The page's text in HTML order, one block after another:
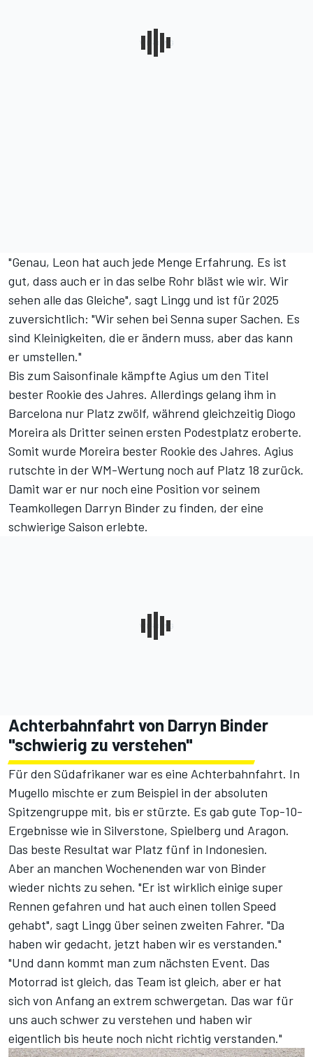
"Genau, Leon hat auch jede Menge Erfahrung. Es ist
gut, dass auch er in das selbe Rohr bläst wie wir. Wir
sehen alle das Gleiche", sagt Lingg und ist für 2025
zuversichtlich: "Wir sehen bei Senna super Sachen. Es
sind Kleinigkeiten, die er ändern muss, aber das kann
er umstellen."
Bis zum Saisonfinale kämpfte Agius um den Titel
bester Rookie des Jahres. Allerdings gelang ihm in
Barcelona nur Platz zwölf, während gleichzeitig Diogo
Moreira als Dritter seinen ersten Podestplatz eroberte.
Somit wurde Moreira bester Rookie des Jahres. Agius
rutschte in der WM-Wertung noch auf Platz 18 zurück.
Damit war er nur noch eine Position vor seinem
Teamkollegen Darryn Binder zu finden, der eine
schwierige Saison erlebte.
Achterbahnfahrt von Darryn Binder
"schwierig zu verstehen"
Für den Südafrikaner war es eine Achterbahnfahrt. In
Mugello mischte er zum Beispiel in der absoluten
Spitzengruppe mit, bis er stürzte. Es gab gute Top-10-
Ergebnisse wie in Silverstone, Spielberg und Aragon.
Das beste Resultat war Platz fünf in Indonesien.
Aber an manchen Wochenenden war von Binder
wieder nichts zu sehen. "Er ist wirklich einige super
Rennen gefahren und hat auch einen tollen Speed
gehabt", sagt Lingg über seinen zweiten Fahrer. "Da
haben wir gedacht, jetzt haben wir es verstanden."
"Und dann kommt man zum nächsten Event. Das
Motorrad ist gleich, das Team ist gleich, aber er hat
sich von Anfang an extrem schwergetan. Das war für
uns auch schwer zu verstehen und haben wir
eigentlich bis heute noch nicht richtig verstanden."